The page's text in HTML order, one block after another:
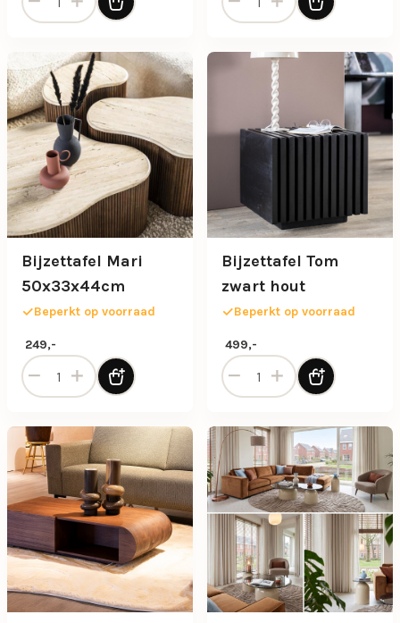
Bijzettafel Mari
50x33x44cm
Beperkt op voorraad
249,-
Bijzettafel Mari 50x33x44cm aantal
Bijzettafel Tom
zwart hout
Beperkt op voorraad
499,-
Bijzettafel Tom zwart hout